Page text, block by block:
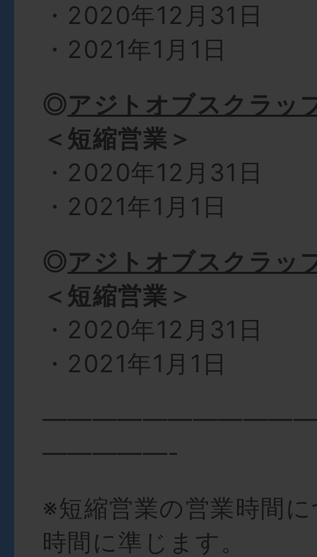
・2020年12月31日
・2021年1月1日
◎アジトオブスクラッ
＜短縮営業＞
・2020年12月31日
・2021年1月1日
◎アジトオブスクラッ
＜短縮営業＞
・2020年12月31日
・2021年1月1日
—————-
※短縮営業の営業時間
時間に準じます。